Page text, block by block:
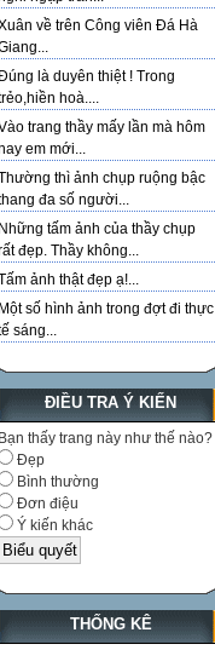
về trên Công viên Đá Hà
là duyên thiệt ! Trong
hoà....
trang thầy mấy lần mà hôm
em mới...
thì ảnh chụp ruộng bậc
đa số người...
Những tấm ảnh của thầy chụp
đẹp. Thầy không...
ảnh thật đẹp ạ!...
Một số hình ảnh trong đợt đi thực
sáng...
ĐIỀU TRA Ý KIẾN
Bạn thấy trang này như thế nào?
Đẹp
Bình thường
Đơn điệu
Ý kiến khác
THỐNG KÊ